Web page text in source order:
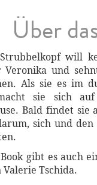
Über
will
und
Als sie es im
sie sich
Bald findet
sich und
gibt es auch
Tschida.